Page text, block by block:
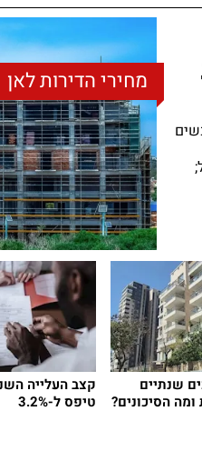
מחירי הדירות לאן
שנתיים
הסיכונים?
קצב העלייה
טיפס ל-3.2%